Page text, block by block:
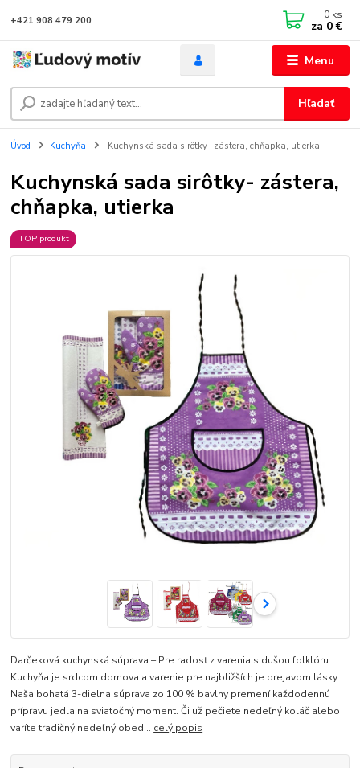
Menu
Hľadať
+421 908 479 200 0 ks
za 0 €
Úvod Kuchyňa Kuchynská sada sirôtky- zástera, chňapka, utierka
Kuchynská sada sirôtky- zástera,
chňapka, utierka
TOP produkt
Darčeková kuchynská súprava – Pre radosť z varenia s dušou folklóru
Kuchyňa je srdcom domova a varenie pre najbližších je prejavom lásky.
Naša bohatá 3-dielna súprava zo 100 % bavlny premení každodennú
prípravu jedla na sviatočný moment. Či už pečiete nedeľný koláč alebo
varíte tradičný nedeľný obed... celý popis